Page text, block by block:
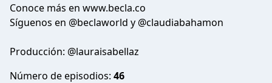
Conoce más en www.becla.co
Síguenos en @beclaworld y @claudiabahamon
Producción: @lauraisabellaz
Número de episodios: 46